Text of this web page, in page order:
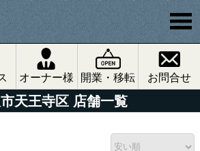
オーナー様 開業・移転 お問合せ
天王寺区 店舗一覧